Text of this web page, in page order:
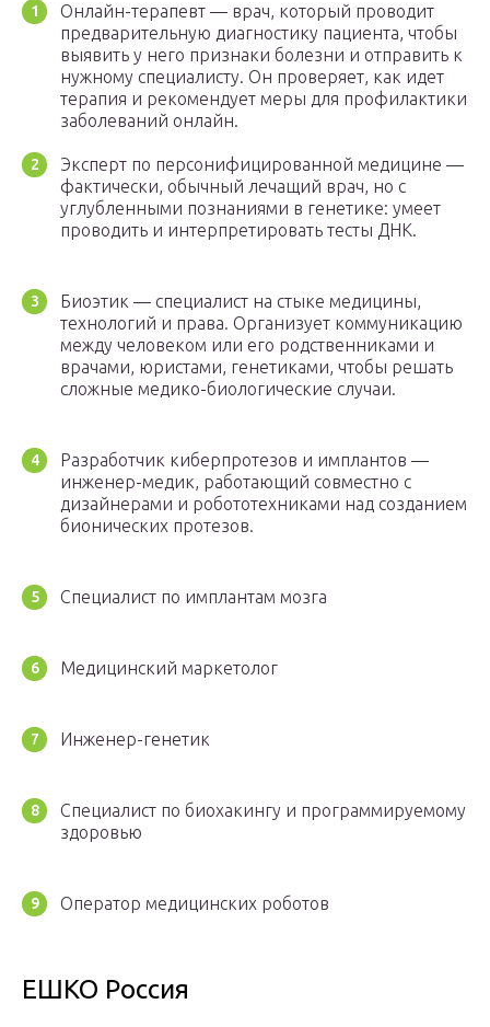
Онлайн-терапевт — врач, который проводит
предварительную диагностику пациента, чтобы
выявить у него признаки болезни и отправить к
нужному специалисту. Он проверяет, как идет
терапия и рекомендует меры для профилактики
заболеваний онлайн.
Эксперт по персонифицированной медицине —
фактически, обычный лечащий врач, но с
углубленными познаниями в генетике: умеет
проводить и интерпретировать тесты ДНК.
Биоэтик — специалист на стыке медицины,
технологий и права. Организует коммуникацию
между человеком или его родственниками и
врачами, юристами, генетиками, чтобы решать
сложные медико-биологические случаи.
Разработчик киберпротезов и имплантов —
инженер-медик, работающий совместно с
дизайнерами и робототехниками над созданием
бионических протезов.
Специалист по имплантам мозга
Медицинский маркетолог
Инженер-генетик
Специалист по биохакингу и программируемому
здоровью
Оператор медицинских роботов
ЕШКО Россия